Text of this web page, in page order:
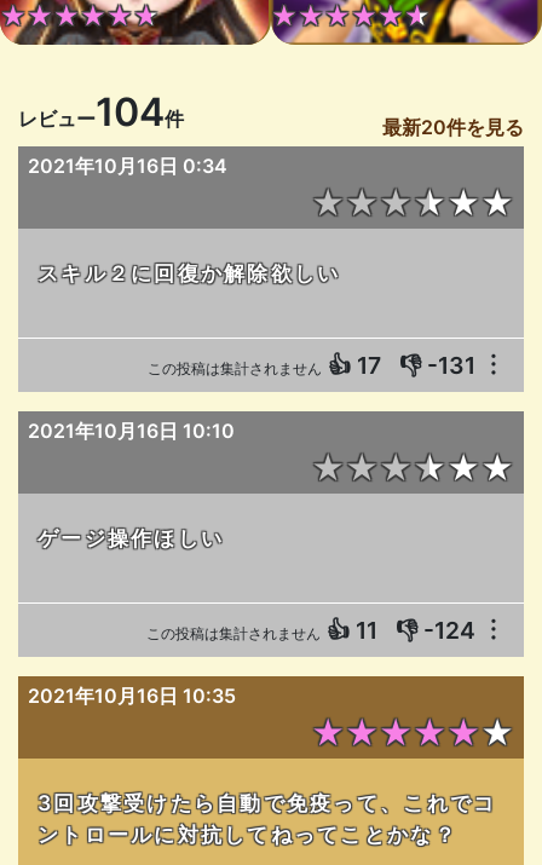
★★★★★★ ★★★★★★
レビュー104件
最新20件を見る
2021年10月16日 0:34
★★★★★★
スキル２に回復か解除欲しい
この投稿は集計されません 👍 17 👎 -131 ︙
2021年10月16日 10:10
★★★★★★
ゲージ操作ほしい
この投稿は集計されません 👍 11 👎 -124 ︙
2021年10月16日 10:35
★★★★★★
3回攻撃受けたら自動で免疫って、これでコ
ントロールに対抗してねってことかな？